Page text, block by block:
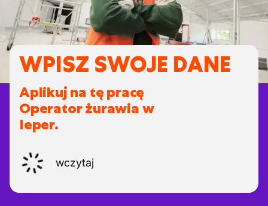
WPISZ SWOJE DANE
Aplikuj na tę pracę
Operator żurawia w
Ieper.
wczytaj